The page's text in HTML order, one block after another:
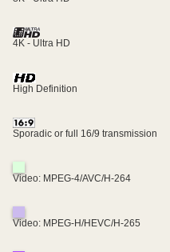
4K - Ultra HD
High Definition
Sporadic or full 16/9 transmission
Video: MPEG-4/AVC/H-264
Video: MPEG-H/HEVC/H-265